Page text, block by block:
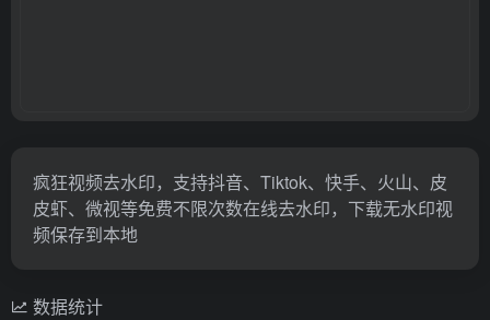
疯狂视频去水印，支持抖音、Tiktok、快手、火山、皮
皮虾、微视等免费不限次数在线去水印，下载无水印视
频保存到本地
数据统计